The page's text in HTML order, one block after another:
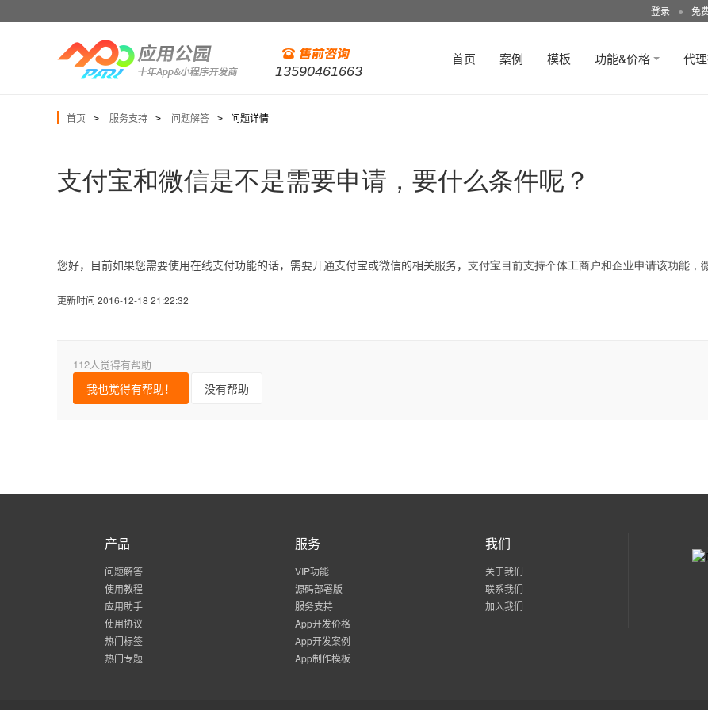
登录 ● 免
13590461663
首页 案例 模板 功能&价格 代
首页 > 服务支持 > 问题解答 > 问题详情
支付宝和微信是不是需要申请，要什么条件呢？
您好，目前如果您需要使用在线支付功能的话，需要开通支付宝或微信的相关服务， 支付宝目前支持个体工商户和企业申请该功能，
更新时间 2016-12-18 21:22:32
112人觉得有帮助
我也觉得有帮助！ 没有帮助
产品
问题解答
使用教程
应用助手
使用协议
热门标签
热门专题
服务
VIP功能
源码部署版
服务支持
App开发价格
App开发案例
App制作模板
我们
关于我们
联系我们
加入我们